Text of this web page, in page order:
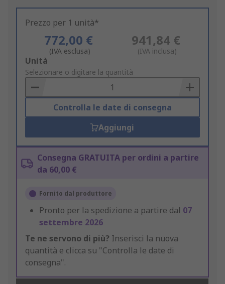
Prezzo per 1 unità*
772,00 €
(IVA esclusa)
941,84 €
(IVA inclusa)
Add
to
Basket
Unità
Selezionare o digitare la quantità
Controlla le date di consegna
Aggiungi
Consegna GRATUITA per ordini a partire
da 60,00 €
Fornito dal produttore
Pronto per la spedizione a partire dal 07
settembre 2026
Te ne servono di più? Inserisci la nuova
quantità e clicca su "Controlla le date di
consegna".